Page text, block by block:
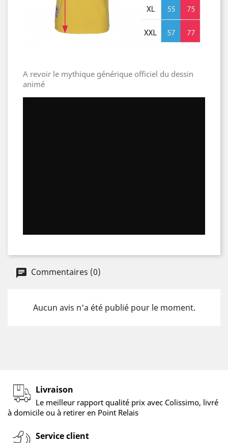
A revoir le mythique générique officiel du dessin
animé
Commentaires (0)
Aucun avis n'a été publié pour le moment.
Livraison
Le meilleur rapport qualité prix avec Colissimo, livré
à domicile ou à retirer en Point Relais
Service client